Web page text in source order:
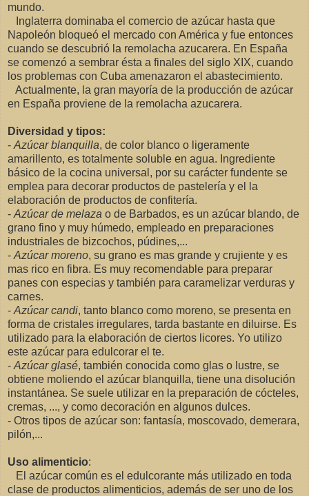
mundo.
Inglaterra dominaba el comercio de azúcar hasta que
Napoleón bloqueó el mercado con América y fue entonces
cuando se descubrió la remolacha azucarera. En España
se comenzó a sembrar ésta a finales del siglo XIX, cuando
los problemas con Cuba amenazaron el abastecimiento.
Actualmente, la gran mayoría de la producción de azúcar
en España proviene de la remolacha azucarera.
Diversidad y tipos:
- Azúcar blanquilla, de color blanco o ligeramente
amarillento, es totalmente soluble en agua. Ingrediente
básico de la cocina universal, por su carácter fundente se
emplea para decorar productos de pastelería y el la
elaboración de productos de confitería.
- Azúcar de melaza o de Barbados, es un azúcar blando, de
grano fino y muy húmedo, empleado en preparaciones
industriales de bizcochos, púdines,...
- Azúcar moreno, su grano es mas grande y crujiente y es
mas rico en fibra. Es muy recomendable para preparar
panes con especias y también para caramelizar verduras y
carnes.
- Azúcar candi, tanto blanco como moreno, se presenta en
forma de cristales irregulares, tarda bastante en diluirse. Es
utilizado para la elaboración de ciertos licores. Yo utilizo
este azúcar para edulcorar el te.
- Azúcar glasé, también conocida como glas o lustre, se
obtiene moliendo el azúcar blanquilla, tiene una disolución
instantánea. Se suele utilizar en la preparación de cócteles,
cremas, ..., y como decoración en algunos dulces.
- Otros tipos de azúcar son: fantasía, moscovado, demerara,
pilón,...
Uso alimenticio:
El azúcar común es el edulcorante más utilizado en toda
clase de productos alimenticios, además de ser uno de los